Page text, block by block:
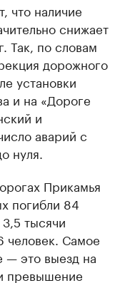
что наличие
снижает
Так, по словам
дорожного
установки
и на «Дороге
и
аварий с
нуля.
Прикамья
погибли 84
тысячи
человек. Самое
— это выезд на
превышение